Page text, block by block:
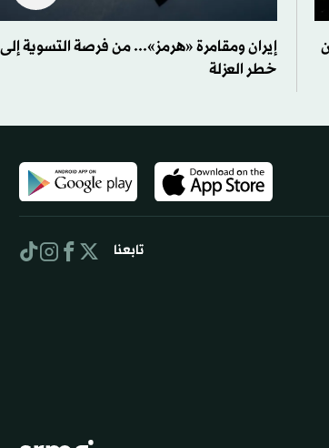
إيران ومقامرة «هرمز»... من فرصة التسوية إلى
خطر العزلة
تابعنا